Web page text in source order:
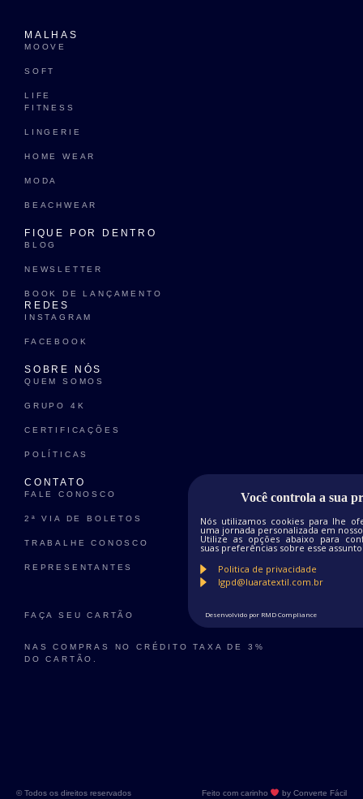
MALHAS
MOOVE
SOFT
LIFE
FITNESS
LINGERIE
HOME WEAR
MODA
BEACHWEAR
FIQUE POR DENTRO
BLOG
NEWSLETTER
BOOK DE LANÇAMENTO
REDES
INSTAGRAM
FACEBOOK
SOBRE NÓS
QUEM SOMOS
GRUPO 4K
CERTIFICAÇÕES
POLÍTICAS
CONTATO
FALE CONOSCO
2ª VIA DE BOLETOS
TRABALHE CONOSCO
REPRESENTANTES
FAÇA SEU CARTÃO
NAS COMPRAS NO CRÉDITO TAXA DE 3%
DO CARTÃO.
© Todos os direitos reservados Feito com carinho by Converte Fácil
Você controla a sua
Nós utilizamos cookies para lhe
uma jornada personalizada em
Utilize as opções abaixo para
suas preferências sobre esse
Politica de privacidade
lgpd@luaratextil.com.br
Desenvolvido por RMD Compliance